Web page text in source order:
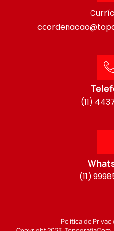
(11)
(11)
Política de